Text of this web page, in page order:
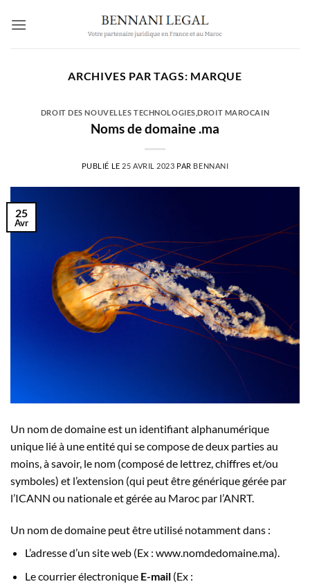
ARCHIVES PAR TAGS: MARQUE
DROIT DES NOUVELLES TECHNOLOGIES ,DROIT MAROCAIN
Noms de domaine .ma
PUBLIÉ LE 25 AVRIL 2023 PAR BENNANI
25
Avr
Un nom de domaine est un identifiant alphanumérique
unique lié à une entité qui se compose de deux parties au
moins, à savoir, le nom (composé de lettrez, chiffres et/ou
symboles) et l’extension (qui peut être générique gérée par
l’ICANN ou nationale et gérée au Maroc par l’ANRT.
Un nom de domaine peut être utilisé notamment dans :
L’adresse d’un site web (Ex : www.nomdedomaine.ma).
Le courrier électronique E-mail(Ex :